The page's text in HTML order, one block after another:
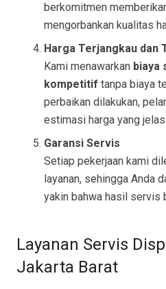
berkomitmen
mengorbankan kualitas
Harga Terjangkau dan
Kami menawarkan biaya
kompetitif tanpa biaya
perbaikan dilakukan,
estimasi harga yang jelas.
Garansi Servis
Setiap pekerjaan kami
layanan, sehingga Anda
yakin bahwa hasil servis
Layanan Servis
Jakarta Barat